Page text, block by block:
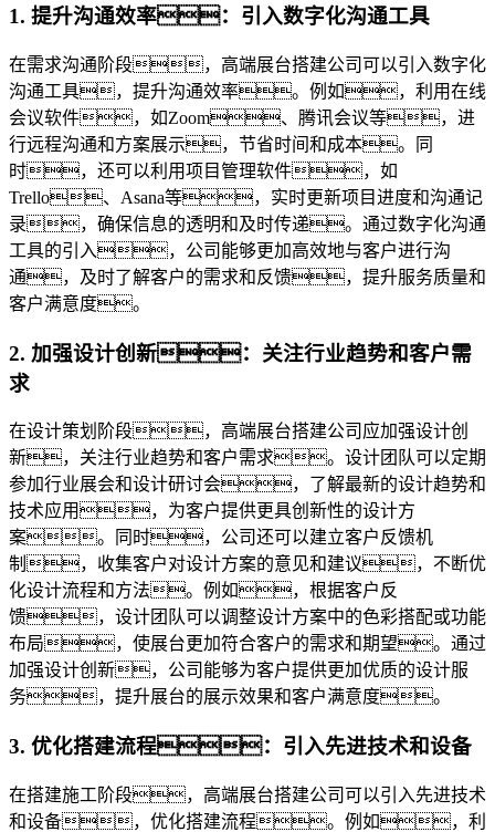
1. 提升沟通效率：引入数字化沟通工具
在需求沟通阶段，高端展台搭建公司可以引入数字化
沟通工具，提升沟通效率。例如，利用在线
会议软件，如Zoom、腾讯会议等，进
行远程沟通和方案展示，节省时间和成本。同
时，还可以利用项目管理软件，如
Trello、Asana等，实时更新项目进度和沟通记
录，确保信息的透明和及时传递。通过数字化沟通
工具的引入，公司能够更加高效地与客户进行沟
通，及时了解客户的需求和反馈，提升服务质量和
客户满意度。
2. 加强设计创新：关注行业趋势和客户需
求
在设计策划阶段，高端展台搭建公司应加强设计创
新，关注行业趋势和客户需求。设计团队可以定期
参加行业展会和设计研讨会，了解最新的设计趋势和
技术应用，为客户提供更具创新性的设计方
案。同时，公司还可以建立客户反馈机
制，收集客户对设计方案的意见和建议，不断优
化设计流程和方法。例如，根据客户反
馈，设计团队可以调整设计方案中的色彩搭配或功能
布局，使展台更加符合客户的需求和期望。通过
加强设计创新，公司能够为客户提供更加优质的设计服
务，提升展台的展示效果和客户满意度。
3. 优化搭建流程：引入先进技术和设备
在搭建施工阶段，高端展台搭建公司可以引入先进技术
和设备，优化搭建流程。例如，利